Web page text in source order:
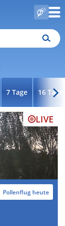
7 Tage 16 Tage
LIVE
Pollenflug heute